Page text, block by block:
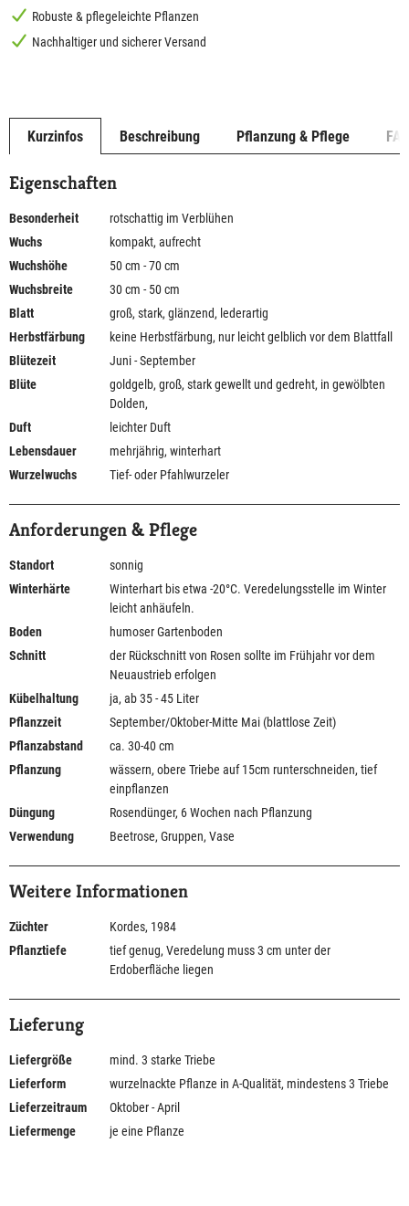
Robuste & pflegeleichte Pflanzen
Nachhaltiger und sicherer Versand
Kurzinfos Beschreibung Pflanzung & Pflege
Eigenschaften
Besonderheit
rotschattig im Verblühen
Wuchs
kompakt, aufrecht
Wuchshöhe
50 cm - 70 cm
Wuchsbreite
30 cm - 50 cm
Blatt
groß, stark, glänzend, lederartig
Herbstfärbung
keine Herbstfärbung, nur leicht gelblich vor dem Blattfall
Blütezeit
Juni - September
Blüte
goldgelb, groß, stark gewellt und gedreht, in gewölbten
Dolden,
Duft
leichter Duft
Lebensdauer
mehrjährig, winterhart
Wurzelwuchs
Tief- oder Pfahlwurzeler
Anforderungen & Pflege
Standort
sonnig
Winterhärte
Winterhart bis etwa -20°C. Veredelungsstelle im Winter
leicht anhäufeln.
Boden
humoser Gartenboden
Schnitt
der Rückschnitt von Rosen sollte im Frühjahr vor dem
Neuaustrieb erfolgen
Kübelhaltung
ja, ab 35 - 45 Liter
Pflanzzeit
September/Oktober-Mitte Mai (blattlose Zeit)
Pflanzabstand
ca. 30-40 cm
Pflanzung
wässern, obere Triebe auf 15cm runterschneiden, tief
einpflanzen
Düngung
Rosendünger, 6 Wochen nach Pflanzung
Verwendung
Beetrose, Gruppen, Vase
Weitere Informationen
Züchter
Kordes, 1984
Pflanztiefe
tief genug, Veredelung muss 3 cm unter der
Erdoberfläche liegen
Lieferung
Liefergröße
mind. 3 starke Triebe
Lieferform
wurzelnackte Pflanze in A-Qualität, mindestens 3 Triebe
Lieferzeitraum
Oktober - April
Liefermenge
je eine Pflanze